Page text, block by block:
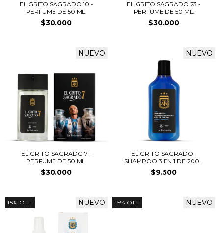
EL GRITO SAGRADO 10 -
PERFUME DE 50 ML.
$30.000
EL GRITO SAGRADO 23 -
PERFUME DE 50 ML.
$30.000
NUEVO
EL GRITO SAGRADO 7 -
PERFUME DE 50 ML.
$30.000
NUEVO
EL GRITO SAGRADO -
SHAMPOO 3 EN 1 DE 200...
$9.500
15% OFF NUEVO 15% OFF NUEVO